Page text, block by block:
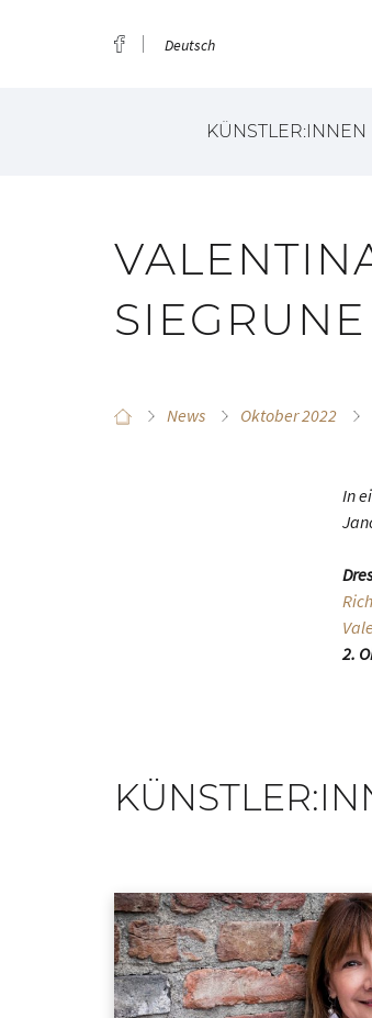
Deutsch
KÜNSTLER:INNEN
News Oktober 2022
In
2.